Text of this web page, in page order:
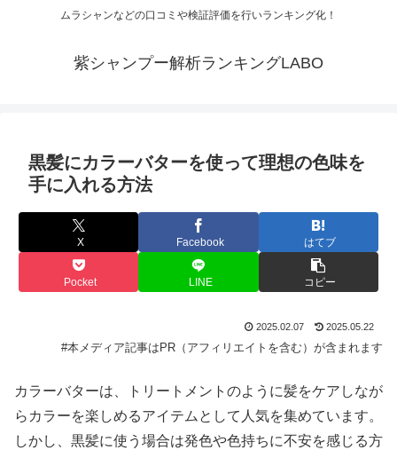
ムラシャンなどの口コミや検証評価を行いランキング化！
紫シャンプー解析ランキングLABO
黒髪にカラーバターを使って理想の色味を
手に入れる方法
X Facebook はてブ
Pocket LINE コピー
2025.02.07 2025.05.22
#本メディア記事はPR（アフィリエイトを含む）が含まれます
カラーバターは、トリートメントのように髪をケアしなが
らカラーを楽しめるアイテムとして人気を集めています。
しかし、黒髪に使う場合は発色や色持ちに不安を感じる方